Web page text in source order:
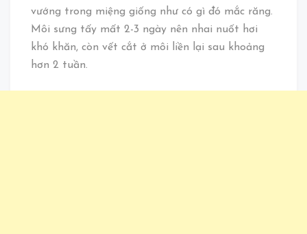
vướng trong miệng giống như có gì đó mắc răng.
Môi sưng tấy mất 2-3 ngày nên nhai nuốt hơi
khó khăn, còn vết cắt ở môi liền lại sau khoảng
hơn 2 tuần.